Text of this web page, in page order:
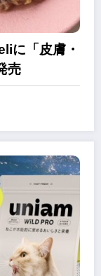
に「皮膚・
売